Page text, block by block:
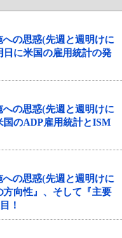
の思惑(先週と週明けに
に米国の雇用統計の発
の思惑(先週と週明けに
のADP雇用統計とISM
の思惑(先週と週明けに
向性』、そして『主要
！